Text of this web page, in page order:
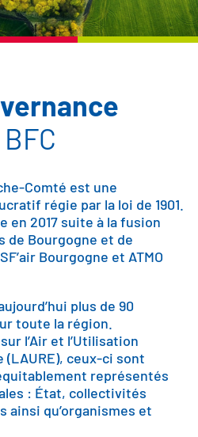
Comté est une
régie par la loi de 1901.
en 2017 suite à la fusion
de Bourgogne et de
Bourgogne et ATMO
plus de 90
toute la région.
l’Air et l’Utilisation
(LAURE), ceux-ci sont
représentés
: État, collectivités
qu’organismes et